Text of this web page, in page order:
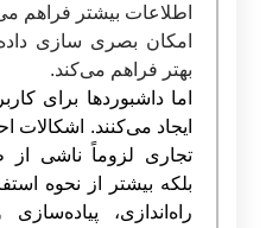
اطلاعات بیشتر فراهم
امکان بصری سازی
بهتر فراهم می‌کند.
اما داشبوردها برای کا
ایجاد می‌کنند. اشکالات
تجاری
لزوماً ناشی از
بلکه بیشتر از نحوه
راه‌اندازی،